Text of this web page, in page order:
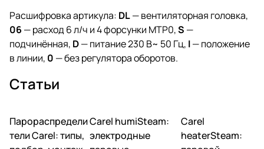
Расшифровка артикула: DL— вентиляторная головка,
06 — расход 6 л/ч и 4 форсунки MTP0,S —
подчинённая, D— питание 230 В~ 50 Гц, I— положение
в линии, 0 — без регулятора оборотов.
Статьи
Увлажнение
Парораспредели
тели Carel: типы,
Увлажнение
Carel humiSteam:
электродные
Увлажнение
Carel
heaterSteam: